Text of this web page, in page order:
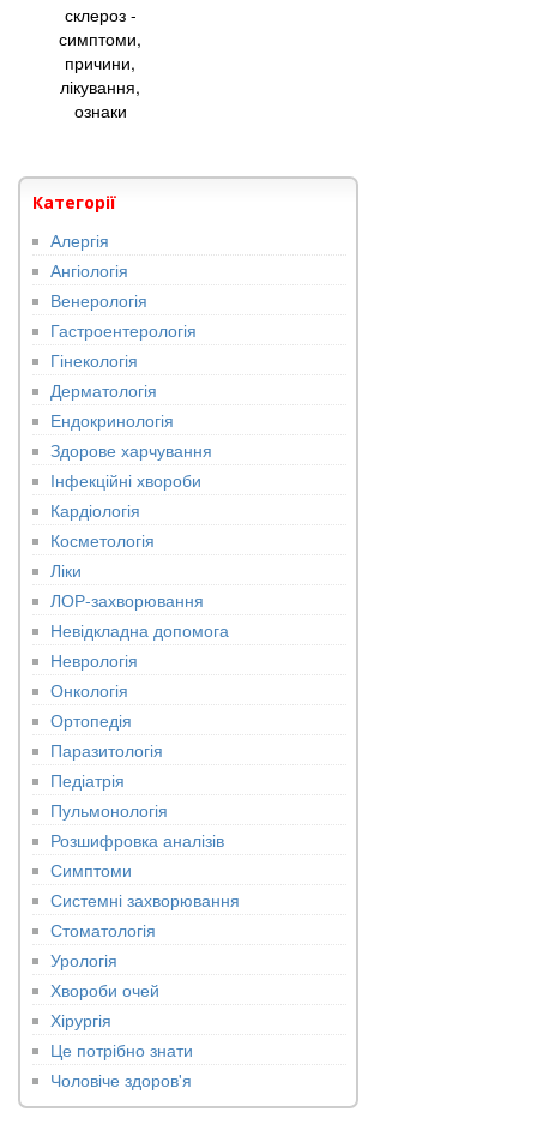
склероз -
симптоми,
причини,
лікування,
ознаки
Категорії
Алергія
Ангіологія
Венерологія
Гастроентерологія
Гінекологія
Дерматологія
Ендокринологія
Здорове харчування
Інфекційні хвороби
Кардіологія
Косметологія
Ліки
ЛОР-захворювання
Невідкладна допомога
Неврологія
Онкологія
Ортопедія
Паразитологія
Педіатрія
Пульмонологія
Розшифровка аналізів
Симптоми
Системні захворювання
Стоматологія
Урологія
Хвороби очей
Хірургія
Це потрібно знати
Чоловіче здоров'я